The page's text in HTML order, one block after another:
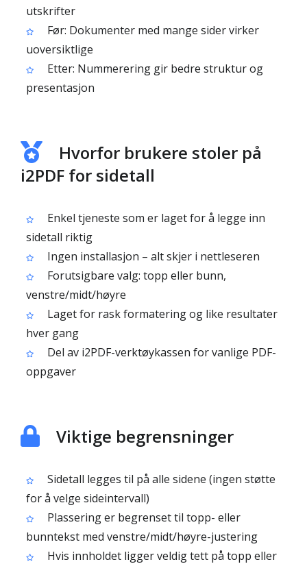
utskrifter
Før: Dokumenter med mange sider virker
uoversiktlige
Etter: Nummerering gir bedre struktur og
presentasjon
Hvorfor brukere stoler på
i2PDF for sidetall
Enkel tjeneste som er laget for å legge inn
sidetall riktig
Ingen installasjon – alt skjer i nettleseren
Forutsigbare valg: topp eller bunn,
venstre/midt/høyre
Laget for rask formatering og like resultater
hver gang
Del av i2PDF-verktøykassen for vanlige PDF-
oppgaver
Viktige begrensninger
Sidetall legges til på alle sidene (ingen støtte
for å velge sideintervall)
Plassering er begrenset til topp- eller
bunntekst med venstre/midt/høyre-justering
Hvis innholdet ligger veldig tett på topp eller